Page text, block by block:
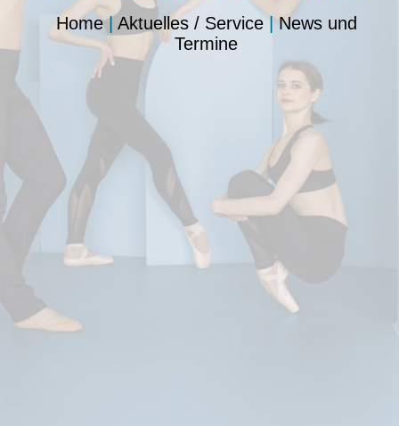
Home| Aktuelles / Service|News und
Termine